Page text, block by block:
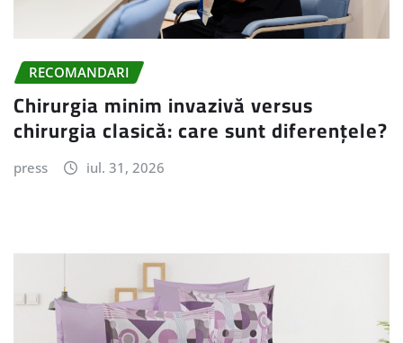
RECOMANDARI
Chirurgia minim invazivă versus
chirurgia clasică: care sunt diferențele?
press iul. 31, 2026